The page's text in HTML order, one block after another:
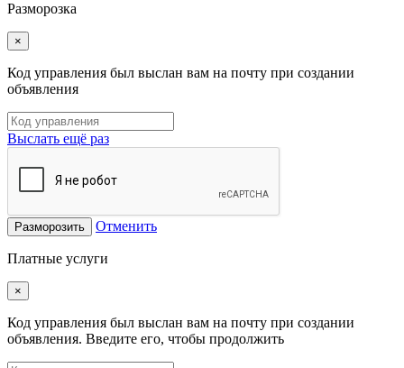
Разморозка
×
Код управления был выслан вам на почту при создании
объявления
Выслать ещё раз
Разморозить Отменить
Платные услуги
×
Код управления был выслан вам на почту при создании
объявления. Введите его, чтобы продолжить